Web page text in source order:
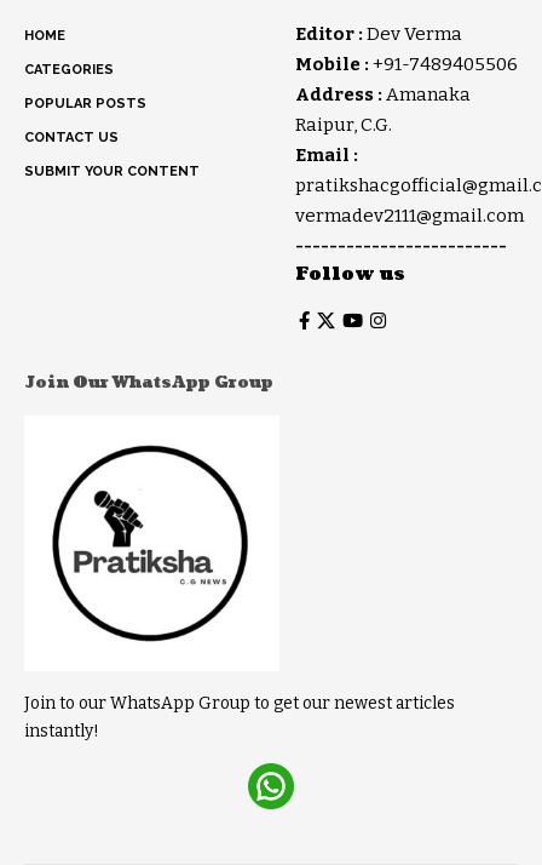
HOME
CATEGORIES
POPULAR POSTS
CONTACT US
SUBMIT YOUR CONTENT
Editor : Dev Verma
Mobile : +91-7489405506
Address : Amanaka
Raipur, C.G.
Email :
vermadev2111@gmail.com
-------------------------
Follow us
Join Our WhatsApp Group
Join to our WhatsApp Group to get our newest articles
instantly!